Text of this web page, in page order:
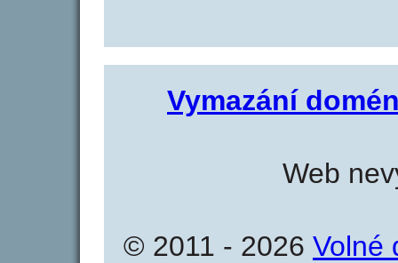
Vymazání
Web
© 2011 - 2026 Volné